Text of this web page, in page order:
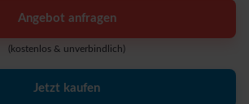
Angebot anfragen
(kostenlos & unverbindlich)
Jetzt kaufen